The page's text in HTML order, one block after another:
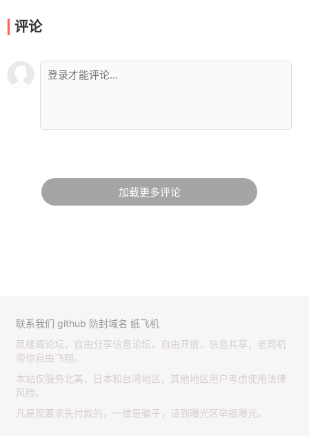
评论
加载更多评论
联系我们 github 防封域名 纸飞机
凤楼阁论坛，自由分享信息论坛，自由开放，信息共享，老司机
带你自由飞翔。
本站仅服务北美，日本和台湾地区，其他地区用户考虑使用法律
风险。
凡是现要求先付款的，一律是骗子，请到曝光区举报曝光。